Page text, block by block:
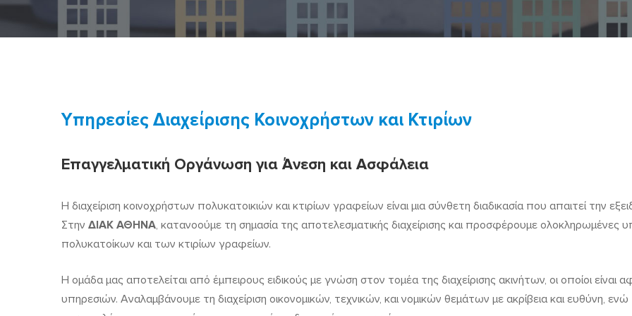
Διαχείριση
Υπηρεσίες Διαχείρισης Κοινοχρήστων και Κτιρίων
Επαγγελματική Οργάνωση για Άνεση και Ασφάλεια
Η διαχείριση κοινοχρήστων πολυκατοικιών και κτιρίων γραφείων είναι μια σύνθετη διαδικασία που απαιτεί την
Στην ΔΙΑΚ ΑΘΗΝΑ, κατανοούμε τη σημασία της αποτελεσματικής διαχείρισης και προσφέρουμε
πολυκατοίκων και των κτιρίων γραφείων.
Η ομάδα μας αποτελείται από έμπειρους ειδικούς με γνώση στον τομέα της διαχείρισης ακινήτων, οι οποίοι
υπηρεσιών. Αναλαμβάνουμε τη διαχείριση οικονομικών, τεχνικών, και νομικών θεμάτων με ακρίβεια και ευθύνη,